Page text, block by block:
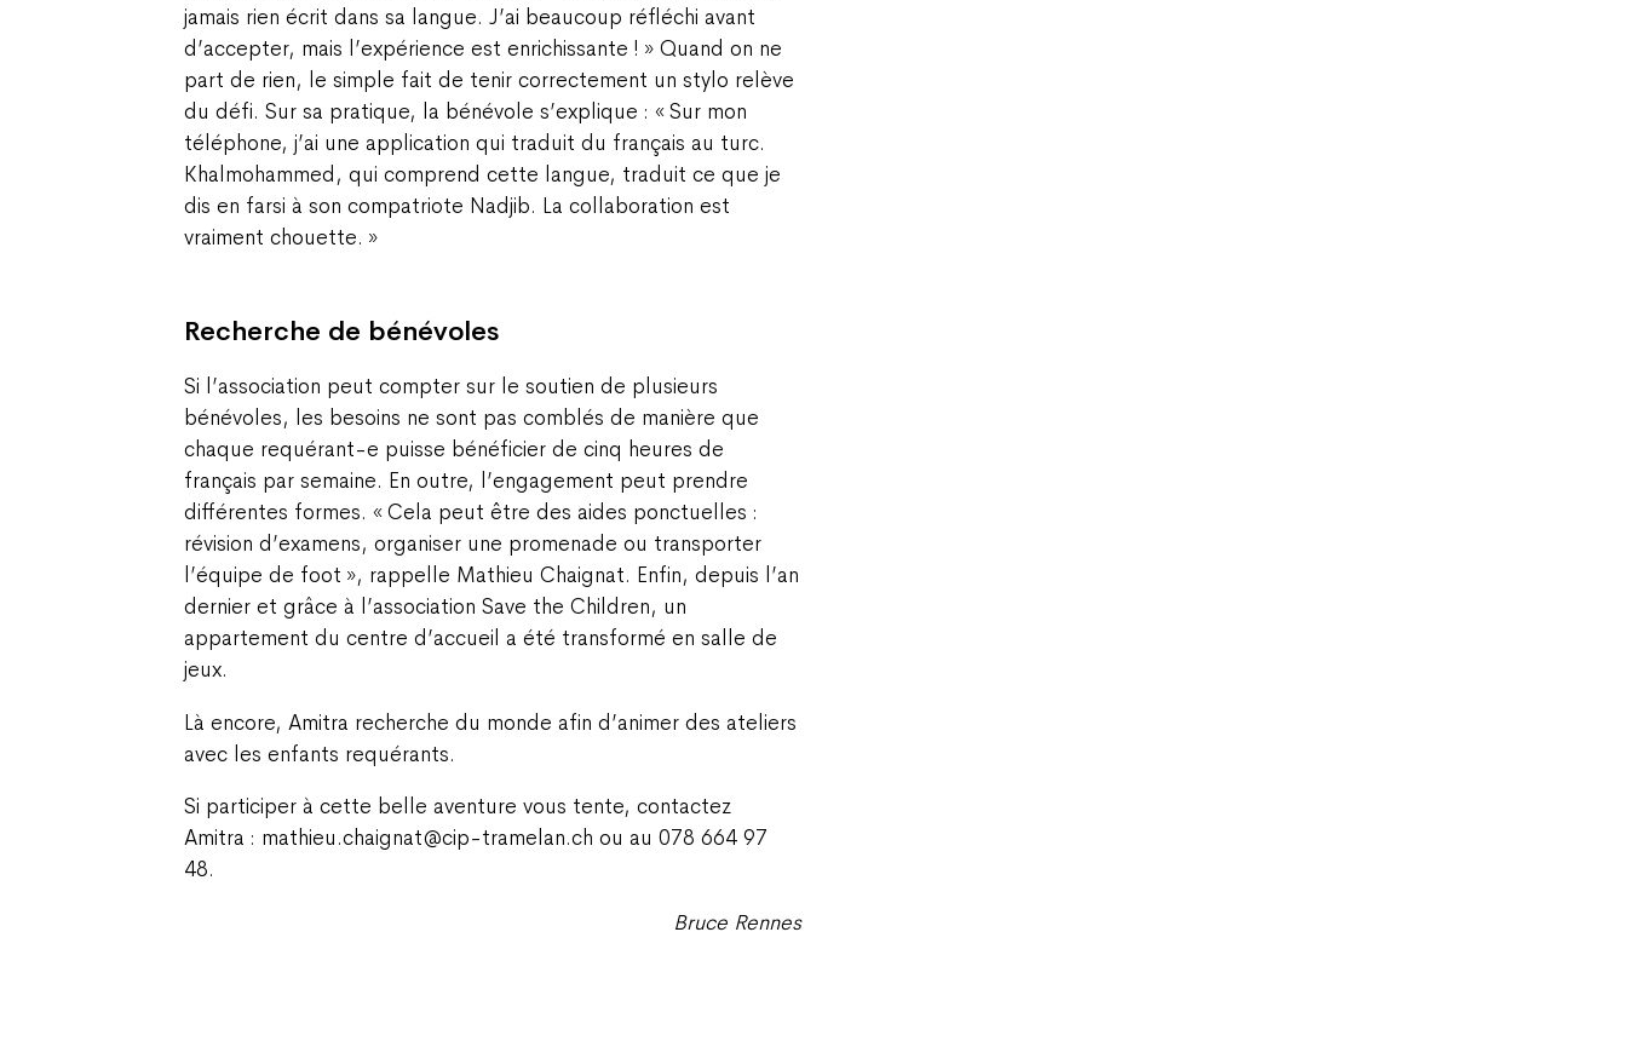
jamais rien écrit dans sa langue. J’ai beaucoup réfléchi avant
d’accepter, mais l’expérience est enrichissante ! » Quand on ne
part de rien, le simple fait de tenir correctement un stylo relève
du défi. Sur sa pratique, la bénévole s’explique : « Sur mon
téléphone, j’ai une application qui traduit du français au turc.
Khalmohammed, qui comprend cette langue, traduit ce que je
dis en farsi à son compatriote Nadjib. La collaboration est
vraiment chouette. »
Recherche de bénévoles
Si l’association peut compter sur le soutien de plusieurs
bénévoles, les besoins ne sont pas comblés de manière que
chaque requérant-e puisse bénéficier de cinq heures de
français par semaine. En outre, l’engagement peut prendre
différentes formes. « Cela peut être des aides ponctuelles :
révision d’examens, organiser une promenade ou transporter
l’équipe de foot », rappelle Mathieu Chaignat. Enfin, depuis l’an
dernier et grâce à l’association Save the Children, un
appartement du centre d’accueil a été transformé en salle de
jeux.
Là encore, Amitra recherche du monde afin d’animer des ateliers
avec les enfants requérants.
Si participer à cette belle aventure vous tente, contactez
Amitra : mathieu.chaignat@cip-tramelan.ch ou au 078 664 97
48.
Bruce Rennes